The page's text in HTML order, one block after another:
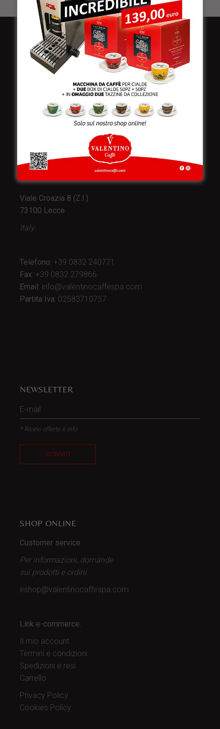
Stabilimento
e produzione:
Viale Croazia 8 (Z.I.)
73100 Lecce
Italy
Telefono: +39 0832 240771
Fax: +39 0832 279866
Email: info@valentinocaffespa.com
Partita Iva: 02583710757
NEWSLETTER
* Ricevi offerte e info
ISCRIVITI
SHOP ONLINE
Customer service
Per informazioni, domande
sui prodotti e ordini:
eshop@valentinocaffespa.com
Link e-commerce:
Il mio account
Termini e condizioni
Spedizioni e resi
Carrello
Privacy Policy
Cookies Policy